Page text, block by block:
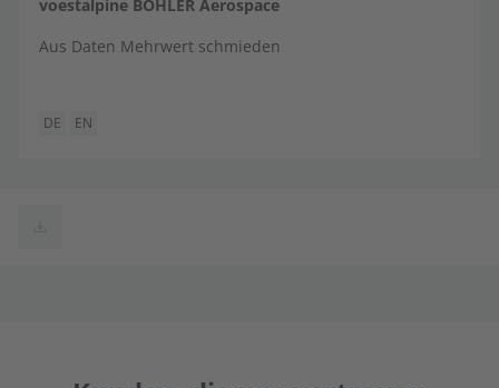
voestalpine BÖHLER Aerospace
Aus Daten Mehrwert schmieden
DE EN